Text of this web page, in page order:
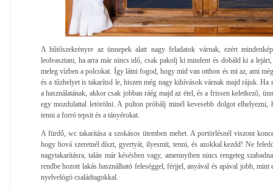
A hűtőszekrényre az ünnepek alatt nagy feladatok várnak, ezért
leolvasztani, ha arra már nincs idő, csak pakolj ki mindent és dobáld ki a
meleg vízben a polcokat. Így látni fogod, hogy mid van otthon és mi az, ami
és a tűzhelyet is takarítsd le, hiszen még nagy kihívások várnak majd rájuk. Ha
a használatának, akkor csak jobban ráég majd az étel, és a frissen keletkező,
egy mozdulattal letörölni. A pulton próbálj minél kevesebb dolgot elhelyezni,
tenni a forró tepsit és a tányérokat.
A fürdő, wc takarítása a szokásos ütemben mehet. A portörlésnél viszont
hogy hová szeretnél díszt, gyertyát, ilyesmit, tenni, és azokkal kezdd! Ne
nagytakarításra, talán már késésben vagy, amennyiben nincs rengeteg
rendbe hozott lakás használható feleséggel, férjjel, anyával és apával jobb, mint
nyelvelógó családtagokkal.